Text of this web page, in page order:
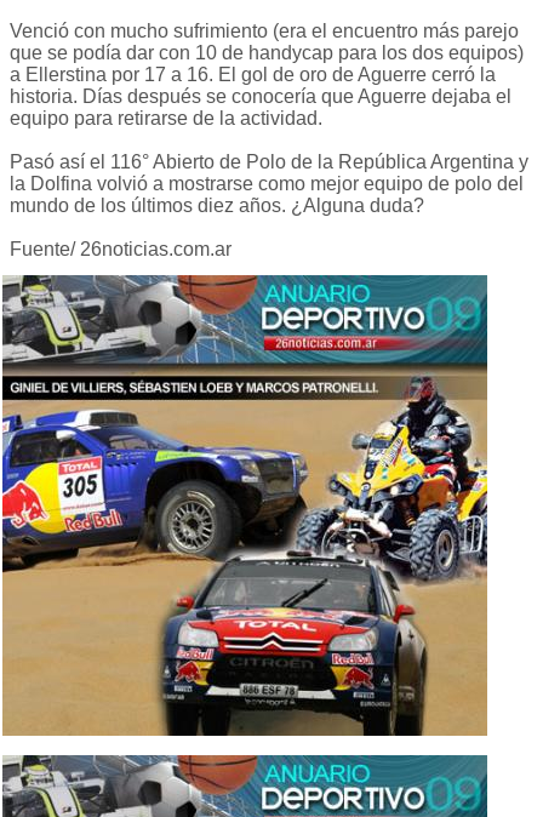
Venció con mucho sufrimiento (era el encuentro más parejo
que se podía dar con 10 de handycap para los dos equipos)
a Ellerstina por 17 a 16. El gol de oro de Aguerre cerró la
historia. Días después se conocería que Aguerre dejaba el
equipo para retirarse de la actividad.
Pasó así el 116° Abierto de Polo de la República Argentina y
la Dolfina volvió a mostrarse como mejor equipo de polo del
mundo de los últimos diez años. ¿Alguna duda?
Fuente/ 26noticias.com.ar